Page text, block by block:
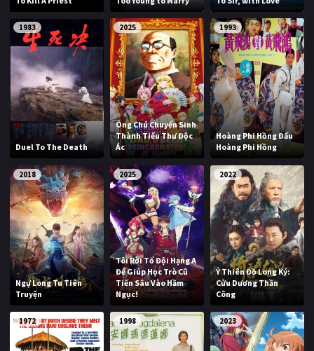
1983
Duel To The Death
2025
Ông Chú Chuyển Sinh
Thành Tiểu Thư Độc
Ác
1993
Hoàng Phi Hồng Đấu
Hoàng Phi Hồng
2018
Ngự Long Tu Tiên
Truyện
2025
Tôi Rời Tổ Đội Hạng A
Để Giúp Học Trò Cũ
Tiến Sâu Vào Hầm
Ngục!
2022
Ỷ Thiên Đồ Long Ký:
Cửu Dương Thần
Công
1972 1998 2023